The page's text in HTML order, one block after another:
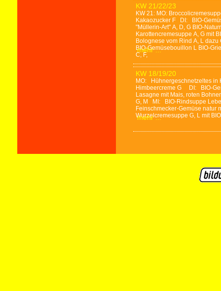
KW 21/22/23
KW 21: MO:
Kakaozucker F DI: BIO-
"Müllerin-Art" A, D, G BIO-
Karottencremesuppe A, G mit
Bolognese vom Rind A, L
BIO-Gemüsebouillon L BIO-
C, F,
mehr ...
KW 18/19/20
MO: Hühnergeschnetzeltes in
Himbeercreme G DI: BIO-
Lasagne mit Mais, roten
G, M MI: BIO-Rindsuppe
Feinschmecker-Gemüse
Wurzelcremesuppe G, L mit
mehr ...